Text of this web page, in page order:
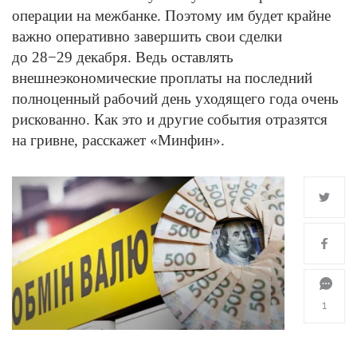
операции на межбанке. Поэтому им будет крайне
важно оперативно завершить свои сделки
до 28−29 декабря. Ведь оставлять
внешнеэкономические проплаты на последний
полноценный рабочий день уходящего года очень
рискованно. Как это и другие события отразятся
на гривне, расскажет «Минфин».
1